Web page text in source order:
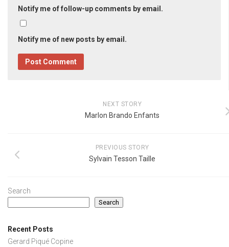
Notify me of follow-up comments by email.
Notify me of new posts by email.
NEXT STORY
Marlon Brando Enfants
PREVIOUS STORY
Sylvain Tesson Taille
Search
Search
Recent Posts
Gerard Piqué Copine